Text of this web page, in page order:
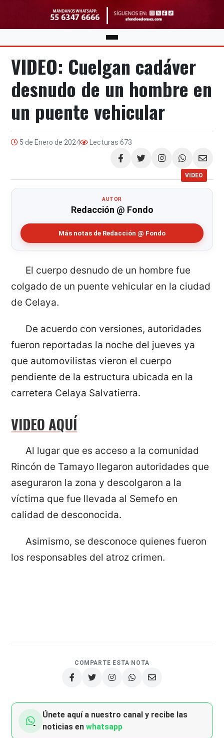
VIDEO: Cuelgan cadáver
desnudo de un hombre en
un puente vehicular
5 de Enero de 2024 Lecturas 673
Compartir
VIDEO
AUTOR
Redacción @ Fondo
Más notas de Redacción @ Fondo
El cuerpo desnudo de un hombre fue
colgado de un puente vehicular en la ciudad
de Celaya.
De acuerdo con versiones, autoridades
fueron reportadas la noche del jueves ya
que automovilistas vieron el cuerpo
pendiente de la estructura ubicada en la
carretera Celaya Salvatierra.
VIDEO AQUÍ
Al lugar que es acceso a la comunidad
Rincón de Tamayo llegaron autoridades que
aseguraron la zona y descolgaron a la
víctima que fue llevada al Semefo en
calidad de desconocida.
Asimismo, se desconoce quienes fueron
los responsables del atroz crimen.
COMPARTE ESTA NOTA
Únete aquí a nuestro canal y recibe las
noticias enwhatsapp